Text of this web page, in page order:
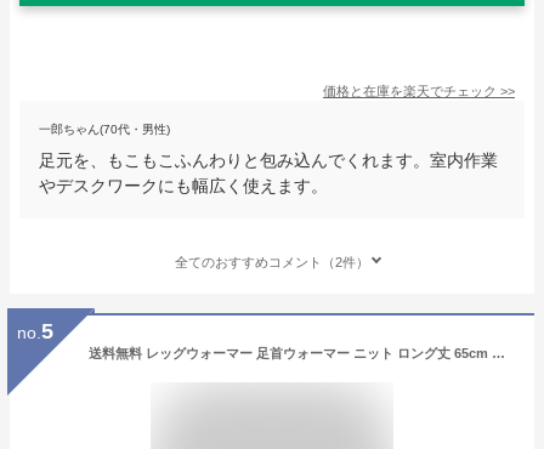
価格と在庫を楽天でチェック >>
一郎ちゃん(70代・男性)
足元を、もこもこふんわりと包み込んでくれます。室内作業
やデスクワークにも幅広く使えます。
全てのおすすめコメント（2件）
no. 5
送料無料 レッグウォーマー 足首ウォーマー ニット ロング丈 65cm レディース 靴下 ソックス ニーハイ 秋冬 防寒 暖かい 冷え対策 冷え性 冷え取り 保温 あったか 厚手 ぽかぽか ケーブル編み リブ くしゅくしゅ ルーズ サイハイ 太もも丈 膝